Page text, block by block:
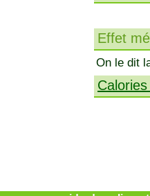
Effet
On le dit